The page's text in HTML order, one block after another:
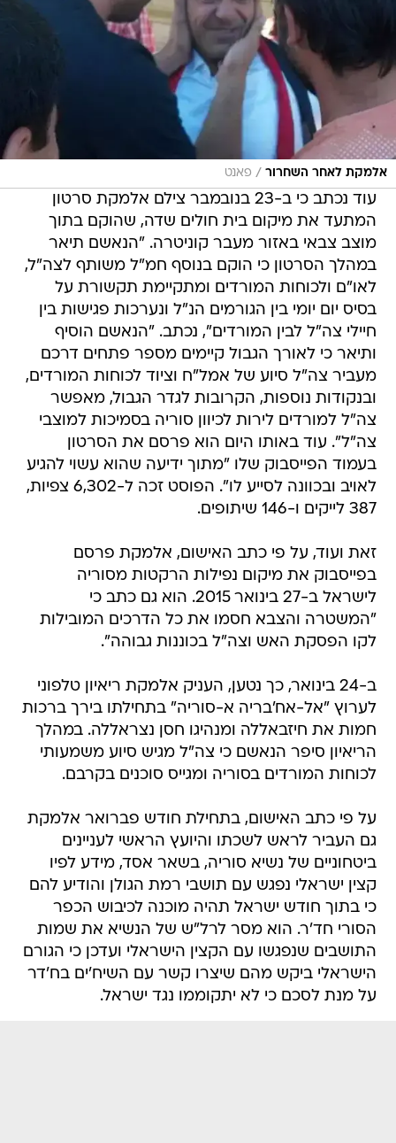
אלמקת לאחר השחרור / פאנט
עוד נכתב כי ב-23 בנובמבר צילם אלמקת סרטון
המתעד את מיקום בית חולים שדה, שהוקם בתוך
מוצב צבאי באזור מעבר קוניטרה. "הנאשם תיאר
במהלך הסרטון כי הוקם בנוסף חמ"ל משותף לצה"ל,
לאו"ם ולכוחות המורדים ומתקיימת תקשורת על
בסיס יום יומי בין הגורמים הנ"ל ונערכות פגישות בין
חיילי צה"ל לבין המורדים", נכתב. "הנאשם הוסיף
ותיאר כי לאורך הגבול קיימים מספר פתחים דרכם
מעביר צה"ל סיוע של אמל"ח וציוד לכוחות המורדים,
ובנקודות נוספות, הקרובות לגדר הגבול, מאפשר
צה"ל למורדים לירות לכיוון סוריה בסמיכות למוצבי
צה"ל". עוד באותו היום הוא פרסם את הסרטון
בעמוד הפייסבוק שלו "מתוך ידיעה שהוא עשוי להגיע
לאויב ובכוונה לסייע לו". הפוסט זכה ל-6,302 צפיות,
387 לייקים ו-146 שיתופים.
זאת ועוד, על פי כתב האישום, אלמקת פרסם
בפייסבוק את מיקום נפילות הרקטות מסוריה
לישראל ב-27 בינואר 2015. הוא גם כתב כי
"המשטרה והצבא חסמו את כל הדרכים המובילות
לקו הפסקת האש וצה"ל בכוננות גבוהה".
ב-24 בינואר, כך נטען, העניק אלמקת ריאיון טלפוני
לערוץ "אל-אח'בריה א-סוריה" בתחילתו בירך ברכות
חמות את חיזבאללה ומנהיגו חסן נצראללה. במהלך
הריאיון סיפר הנאשם כי צה"ל מגיש סיוע משמעותי
לכוחות המורדים בסוריה ומגייס סוכנים בקרבם.
על פי כתב האישום, בתחילת חודש פברואר אלמקת
גם העביר לראש לשכתו והיועץ הראשי לעניינים
ביטחוניים של נשיא סוריה, בשאר אסד, מידע לפיו
קצין ישראלי נפגש עם תושבי רמת הגולן והודיע להם
כי בתוך חודש ישראל תהיה מוכנה לכיבוש הכפר
הסורי חד'ר. הוא מסר לרל"ש של הנשיא את שמות
התושבים שנפגשו עם הקצין הישראלי ועדכן כי הגורם
הישראלי ביקש מהם שיצרו קשר עם השיח'ים בח'דר
על מנת לסכם כי לא יתקוממו נגד ישראל.